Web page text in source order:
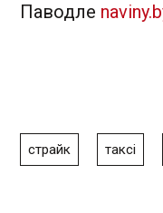
Паводле
страйк таксі